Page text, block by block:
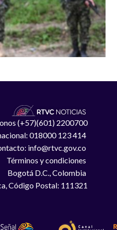
(+57)(601) 2200700
018000 123 414
info@rtvc.gov.co
Términos y condiciones
Bogotá D.C., Colombia
Código Postal: 111321